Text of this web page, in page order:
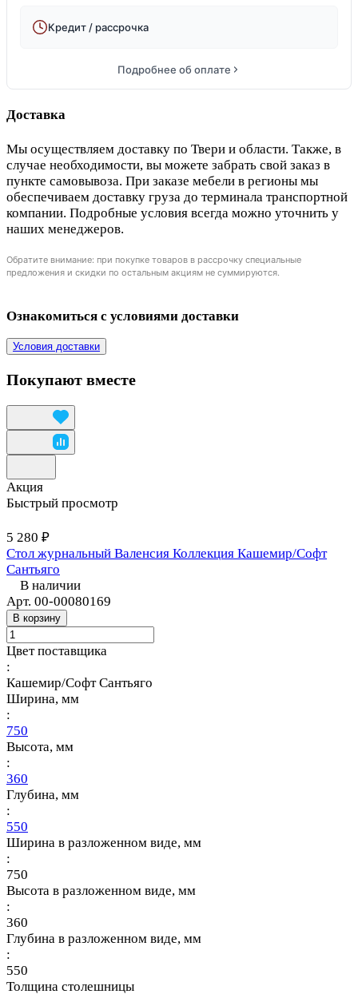
Кредит / рассрочка
Подробнее об оплате
Доставка
Мы осуществляем доставку по Твери и области. Также, в
случае необходимости, вы можете забрать свой заказ в
пункте самовывоза. При заказе мебели в регионы мы
обеспечиваем доставку груза до терминала транспортной
компании. Подробные условия всегда можно уточнить у
наших менеджеров.
Обратите внимание: при покупке товаров в рассрочку специальные
предложения и скидки по остальным акциям не суммируются.
Ознакомиться с условиями доставки
Условия доставки
Покупают вместе
Акция
Быстрый просмотр
5 280 ₽
Стол журнальный Валенсия Коллекция Кашемир/Софт
Сантьяго
В наличии
Арт. 00-00080169
В корзину
Цвет поставщика
:
Кашемир/Софт Сантьяго
Ширина, мм
:
750
Высота, мм
:
360
Глубина, мм
:
550
Ширина в разложенном виде, мм
:
750
Высота в разложенном виде, мм
:
360
Глубина в разложенном виде, мм
:
550
Толщина столешницы